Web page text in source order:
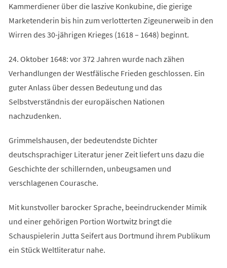
Kammerdiener über die laszive Konkubine, die gierige
Marketenderin bis hin zum verlotterten Zigeunerweib in den
Wirren des 30-jährigen Krieges (1618 – 1648) beginnt.
24. Oktober 1648: vor 372 Jahren wurde nach zähen
Verhandlungen der Westfälische Frieden geschlossen. Ein
guter Anlass über dessen Bedeutung und das
Selbstverständnis der europäischen Nationen
nachzudenken.
Grimmelshausen, der bedeutendste Dichter
deutschsprachiger Literatur jener Zeit liefert uns dazu die
Geschichte der schillernden, unbeugsamen und
verschlagenen Courasche.
Mit kunstvoller barocker Sprache, beeindruckender Mimik
und einer gehörigen Portion Wortwitz bringt die
Schauspielerin Jutta Seifert aus Dortmund ihrem Publikum
ein Stück Weltliteratur nahe.